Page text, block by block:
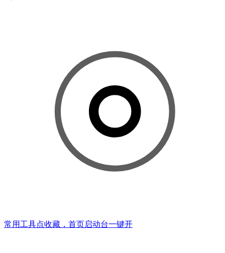
常用工具点收藏，首页启动台一键开